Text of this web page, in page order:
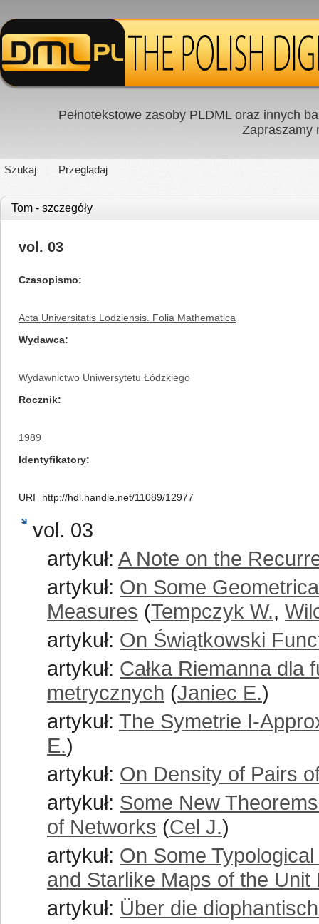
Pełnotekstowe zasoby PLDML oraz innych
Zapraszamy
Szukaj Przeglądaj
Tom - szczegóły
vol. 03
Czasopismo
Acta Universitatis Lodziensis. Folia Mathematica
Wydawca
Wydawnictwo Uniwersytetu Łódzkiego
Rocznik
1989
Identyfikatory
URI http://hdl.handle.net/11089/12977
vol. 03
artykuł: A Note on the
artykuł: On Some
Measures (Tempczyk W.,
artykuł: On Świątkowski
artykuł: Całka Riemanna
metrycznych (Janiec E.)
artykuł: The Symetrie Ι-
E.)
artykuł: On Density of Pairs
artykuł: Some New
of Networks (Cel J.)
artykuł: On Some
and Starlike Maps of the Unit
artykuł: Über die